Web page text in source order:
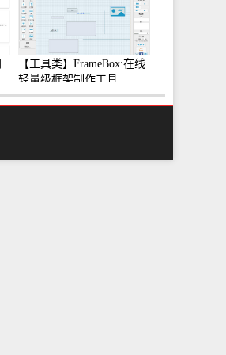
【工具类】FrameBox:在线
轻量级框架制作工具